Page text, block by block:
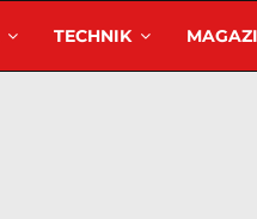
TECHNIK